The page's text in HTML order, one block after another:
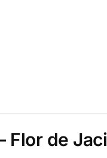
Flor de Jaci